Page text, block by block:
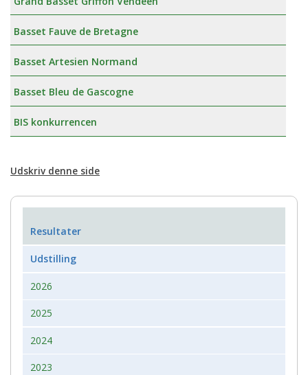
Basset Fauve de Bretagne
Basset Artesien Normand
Basset Bleu de Gascogne
BIS konkurrencen
Udskriv denne side
Resultater
Udstilling
2026
2025
2024
2023